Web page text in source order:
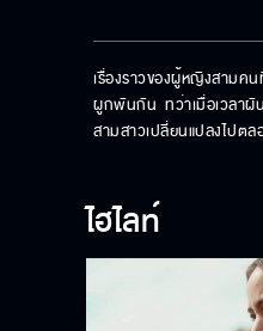
เรื่องราวของผู้หญิงสามค
ผูกพันกัน  ทว่าเมื่อเวลาผั
สามสาวเปลี่ยนแปลงไปต
ไฮไลท์